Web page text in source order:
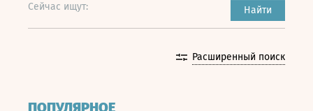
Сейчас ищут: Найти
Расширенный поиск
ПОПУЛЯРНОЕ